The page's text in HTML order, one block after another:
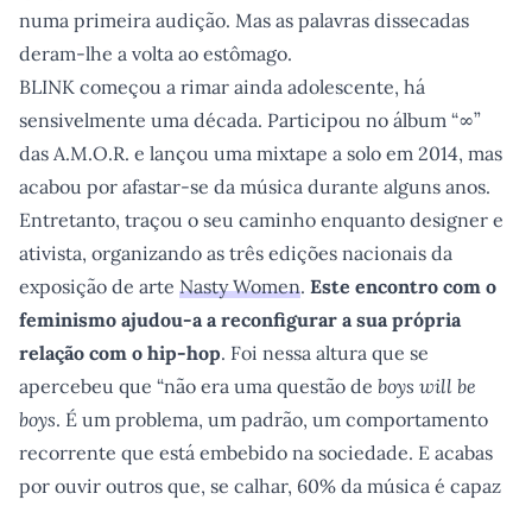
numa primeira audição. Mas as palavras dissecadas
deram-lhe a volta ao estômago.
BLINK começou a rimar ainda adolescente, há
sensivelmente uma década. Participou no álbum “∞”
das A.M.O.R. e lançou uma mixtape a solo em 2014, mas
acabou por afastar-se da música durante alguns anos.
Entretanto, traçou o seu caminho enquanto designer e
ativista, organizando as três edições nacionais da
exposição de arte Nasty Women. Este encontro com o
feminismo ajudou-a a reconfigurar a sua própria
relação com o hip-hop. Foi nessa altura que se
apercebeu que “não era uma questão de boys will be
boys. É um problema, um padrão, um comportamento
recorrente que está embebido na sociedade. E acabas
por ouvir outros que, se calhar, 60% da música é capaz